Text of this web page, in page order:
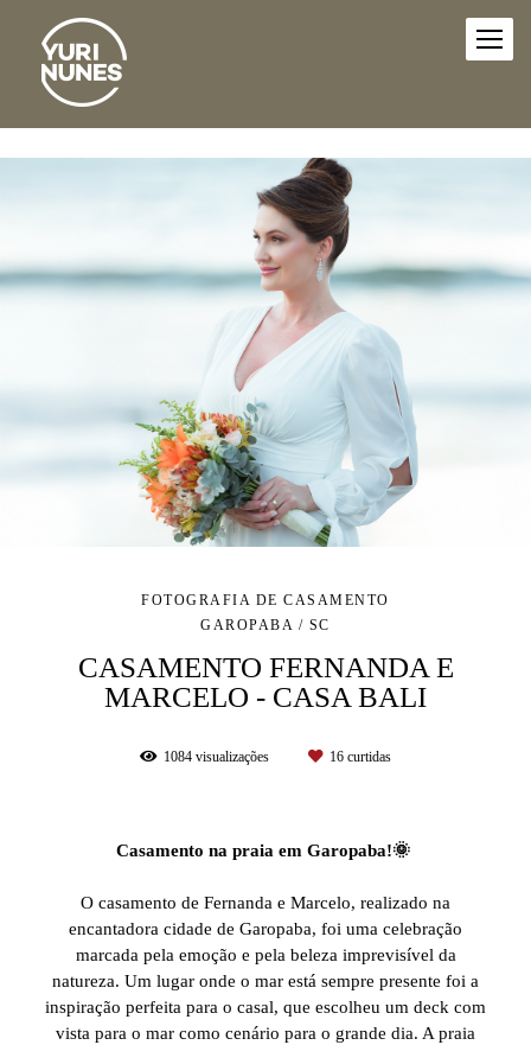
FOTOGRAFIA DE CASAMENTO
GAROPABA / SC
CASAMENTO FERNANDA E
MARCELO - CASA BALI
1084 visualizações 16 curtidas
Casamento na praia em Garopaba!🌞
O casamento de Fernanda e Marcelo, realizado na
encantadora cidade de Garopaba, foi uma celebração
marcada pela emoção e pela beleza imprevisível da
natureza. Um lugar onde o mar está sempre presente foi a
inspiração perfeita para o casal, que escolheu um deck com
vista para o mar como cenário para o grande dia. A praia